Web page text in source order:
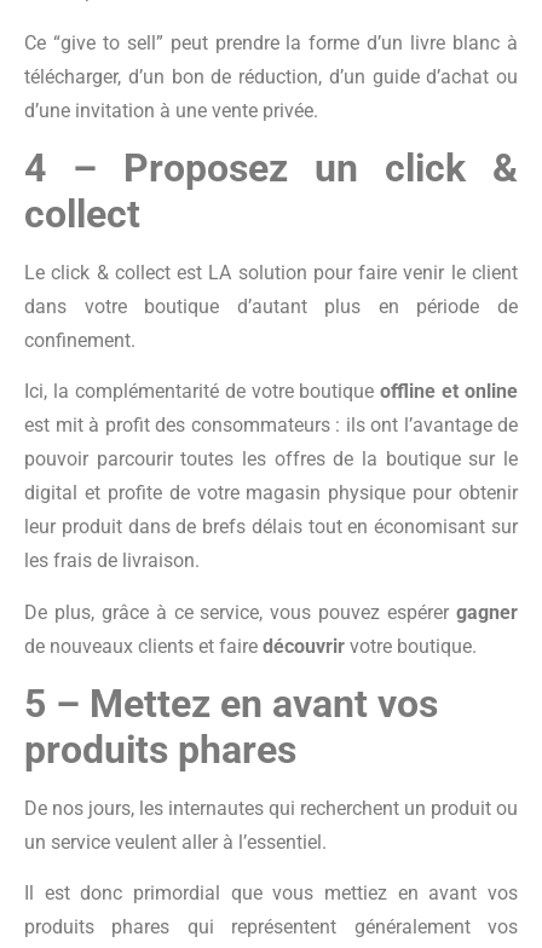
Ce “give to sell” peut prendre la forme d’un livre blanc à
télécharger, d’un bon de réduction, d’un guide d’achat ou
d’une invitation à une vente privée.
4 – Proposez un click &
collect
Le click & collect est LA solution pour faire venir le client
dans votre boutique d’autant plus en période de
confinement.
Ici, la complémentarité de votre boutiqueoffline et online
est mit à profit des consommateurs : ils ont l’avantage de
pouvoir parcourir toutes les offres de la boutique sur le
digital et profite de votre magasin physique pour obtenir
leur produit dans de brefs délais tout en économisant sur
les frais de livraison.
De plus, grâce à ce service, vous pouvez espérer gagner
de nouveaux clients et faire découvrir votre boutique.
5 – Mettez en avant vos
produits phares
De nos jours, les internautes qui recherchent un produit ou
un service veulent aller à l’essentiel.
Il est donc primordial que vous mettiez en avant vos
produits phares qui représentent généralement vos